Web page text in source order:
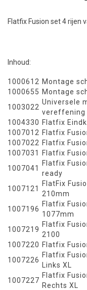
Flatfix Fusion set 4 rijen
Inhoud:
1000612 Montage
1000655 Montage
1003022
Universele
vereffening
1004330 Flatfix
1007012 Flatfix
1007022 Flatfix
1007031
Flatfix
1007041
Flatfix
ready
1007121
FlatFix
210mm
1007196
Flatfix
1077mm
1007219
Flatfix
2100
1007220 Flatfix
1007226
Flatfix
Links XL
1007227
Flatfix
Rechts XL